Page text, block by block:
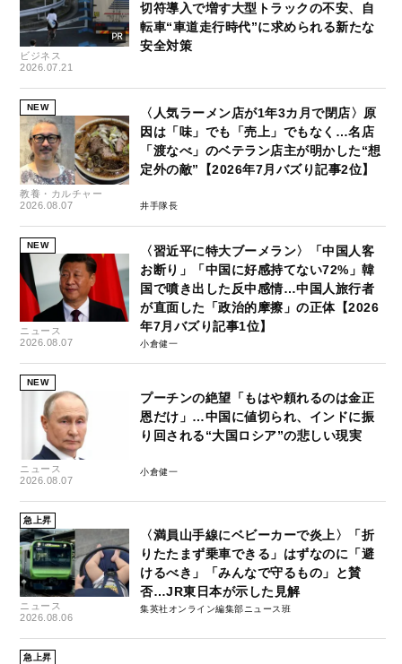
ビジネス
2026.07.21
切符導入で増す大型トラックの不安、自
転車“車道走行時代”に求められる新たな
安全対策
NEW
教養・カルチャー
2026.08.07
〈人気ラーメン店が1年3カ月で閉店〉原
因は「味」でも「売上」でもなく…名店
「渡なべ」のベテラン店主が明かした“想
定外の敵”【2026年7月バズり記事2位】
井手隊長
NEW
ニュース
2026.08.07
〈習近平に特大ブーメラン〉「中国人客
お断り」「中国に好感持てない72%」韓
国で噴き出した反中感情…中国人旅行者
が直面した「政治的摩擦」の正体【2026
年7月バズり記事1位】
小倉健一
NEW
ニュース
2026.08.07
プーチンの絶望「もはや頼れるのは金正
恩だけ」…中国に値切られ、インドに振
り回される“大国ロシア”の悲しい現実
小倉健一
急上昇
ニュース
2026.08.06
〈満員山手線にベビーカーで炎上〉「折
りたたまず乗車できる」はずなのに「避
けるべき」「みんなで守るもの」と賛
否…JR東日本が示した見解
集英社オンライン編集部ニュース班
急上昇